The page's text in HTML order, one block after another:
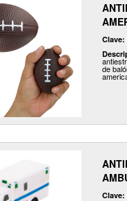
Clave:
de
Clave: